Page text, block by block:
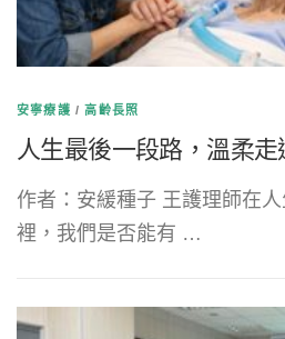
安寧療護 / 高齡長照
人生最後一段路，溫柔
作者：安緩種子 王護理師在
裡，我們是否能有 …